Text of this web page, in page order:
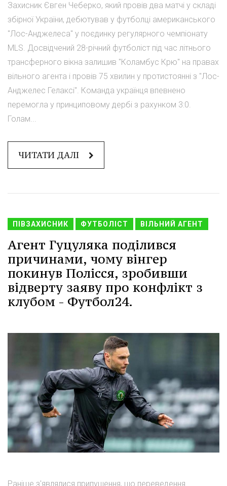
Захисник Євген Чеберко, який провів два матчі у складі
збірної України, дебютував у футболці американського
"Лос-Анджелеса" у поєдинку регулярного чемпіонату
MLS. Досвідчений 28-річний футболіст під час літнього
трансферного вікна залишив "Коламбус Крю" на правах
вільного агента і провів 75 хвилин у протистоянні з "Лос-
Анджелес Гелаксі". Команда українця впевнено
перемогла у принциповому дербі з рахунком 3:0.
Голам...
ЧИТАТИ ДАЛІ
ПІВЗАХИСНИК ФУТБОЛІСТ ВІЛЬНИЙ АГЕНТ
Агент Гуцуляка поділився
причинами, чому вінгер
покинув Полісся, зробивши
відверту заяву про конфлікт з
клубом - Футбол24.
Раніше з'являлися припущення, що переведення